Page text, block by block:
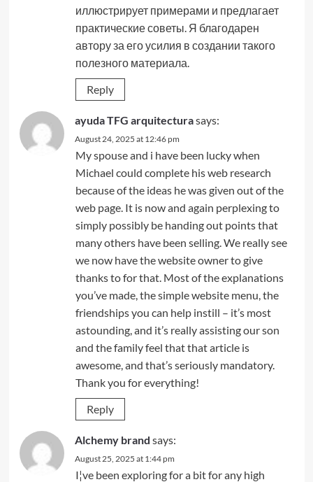
иллюстрирует примерами и предлагает
практические советы. Я благодарен
автору за его усилия в создании такого
полезного материала.
Reply
ayuda TFG arquitecturasays:
August 24, 2025 at 12:46 pm
My spouse and i have been lucky when
Michael could complete his web research
because of the ideas he was given out of the
web page. It is now and again perplexing to
simply possibly be handing out points that
many others have been selling. We really see
we now have the website owner to give
thanks to for that. Most of the explanations
you’ve made, the simple website menu, the
friendships you can help instill – it’s most
astounding, and it’s really assisting our son
and the family feel that that article is
awesome, and that’s seriously mandatory.
Thank you for everything!
Reply
Alchemy brand says:
August 25, 2025 at 1:44 pm
I¦ve been exploring for a bit for any high